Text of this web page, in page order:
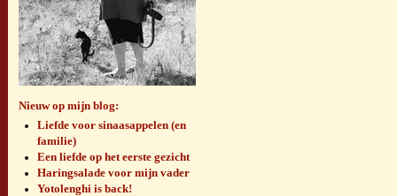
Nieuw op mijn blog:
Liefde voor sinaasappelen (en
familie)
Een liefde op het eerste gezicht
Haringsalade voor mijn vader
Yotolenghi is back!